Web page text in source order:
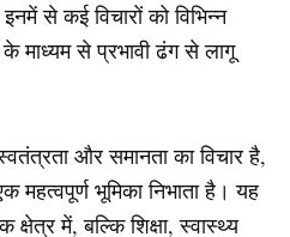
से कई विचारों को विभिन्न
माध्यम से प्रभावी ढंग से लागू
और समानता का विचार है,
भूमिका निभाता है। यह
क्षेत्र में, बल्कि शिक्षा, स्वास्थ्य